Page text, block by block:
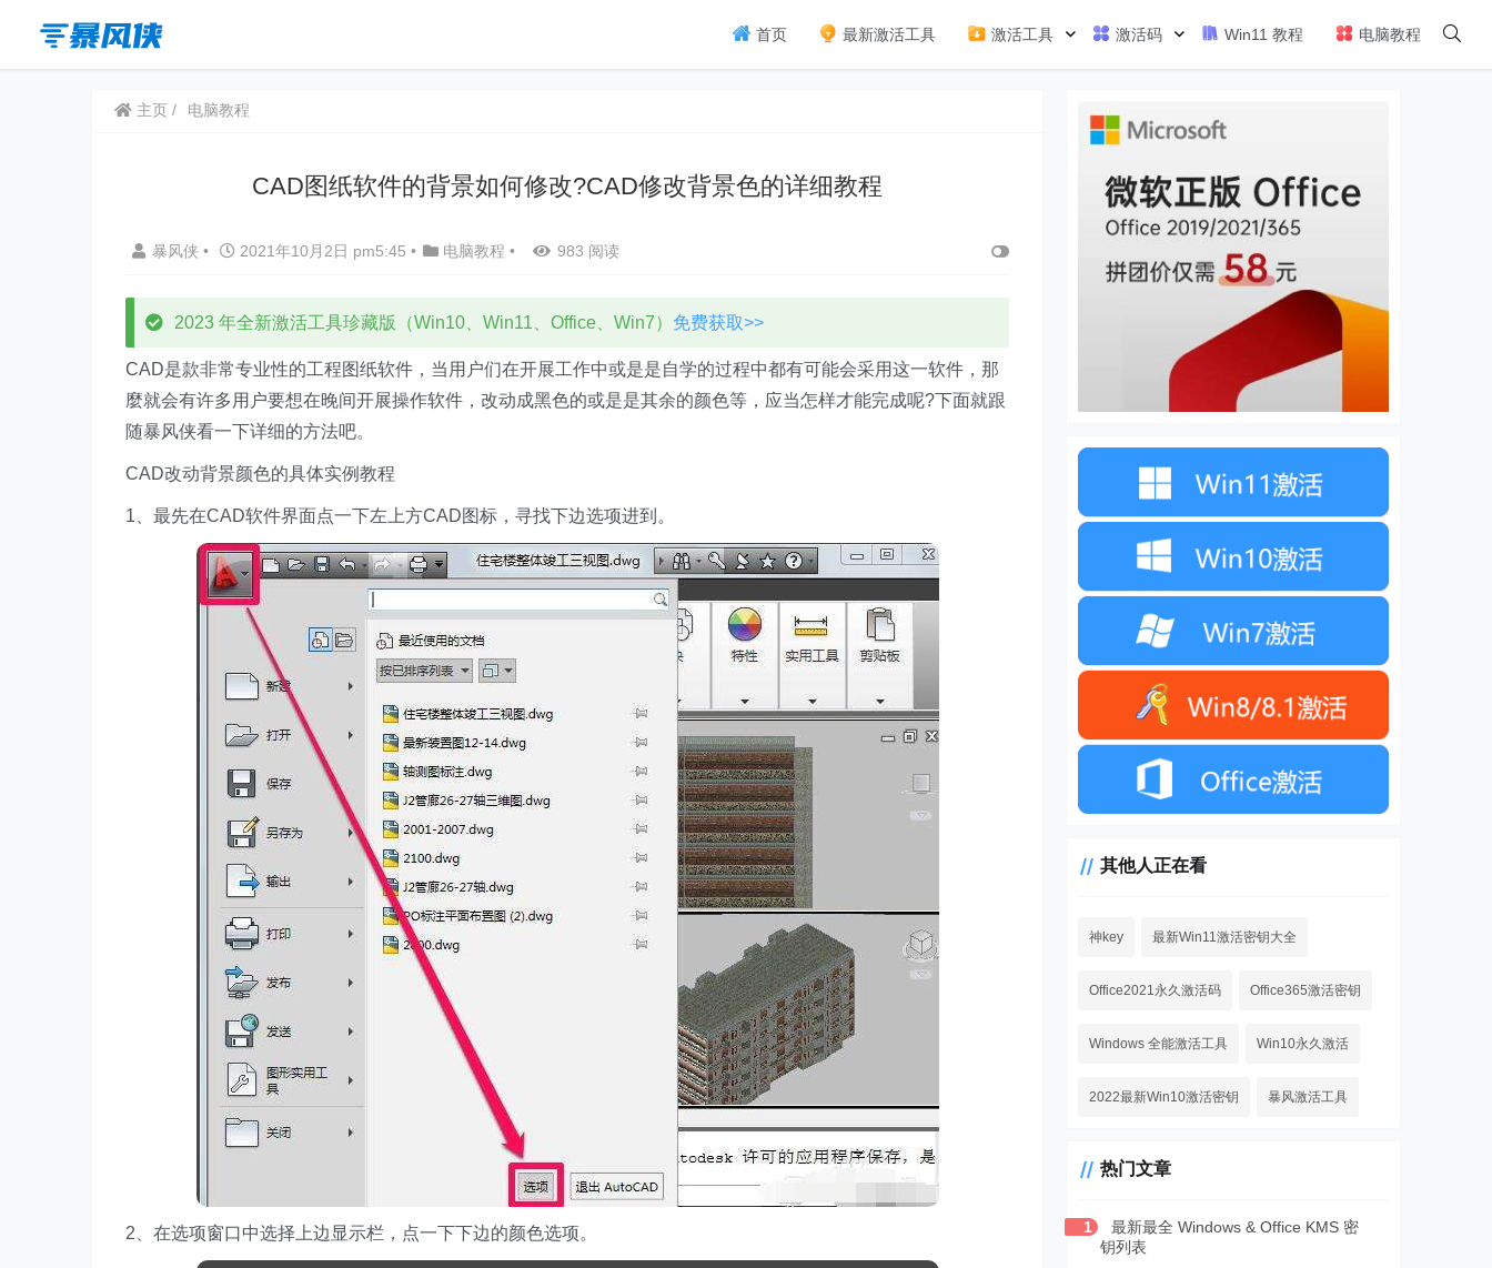
首页 最新激活工具 激活工具 激活码 Win11 教程 电脑教程
主页 电脑教程
CAD图纸软件的背景如何修改?CAD修改背景色的详细教程
暴风侠 • 2021年10月2日 pm5:45 • 电脑教程 • 983 阅读
2023 年全新激活工具珍藏版（Win10、Win11、Office、Win7） 免费获取>>
CAD是款非常专业性的工程图纸软件，当用户们在开展工作中或是是自学的过程中都有可能会采用这一软件，那
麼就会有许多用户要想在晚间开展操作软件，改动成黑色的或是是其余的颜色等，应当怎样才能完成呢?下面就跟
随暴风侠看一下详细的方法吧。
CAD改动背景颜色的具体实例教程
1、最先在CAD软件界面点一下左上方CAD图标，寻找下边选项进到。
2、在选项窗口中选择上边显示栏，点一下下边的颜色选项。
其他人正在看
神key 最新Win11激活密钥大全
Office2021永久激活码 Office365激活密钥
Windows 全能激活工具 Win10永久激活
2022最新Win10激活密钥 暴风激活工具
热门文章
1
最新最全 Windows & Office KMS 密
钥列表